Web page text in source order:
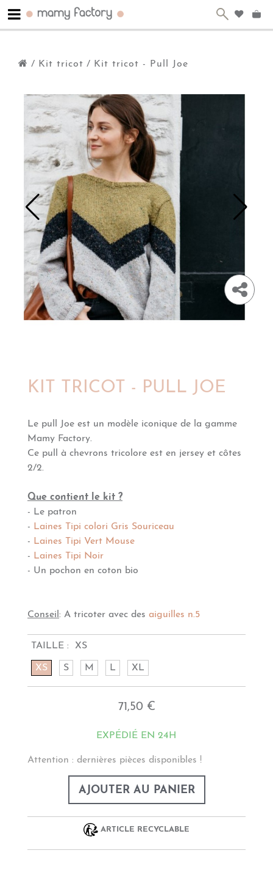
/ Kit tricot / Kit tricot - Pull Joe
KIT TRICOT - PULL JOE
Le pull Joe est un modèle iconique de la gamme
Mamy Factory.
Ce pull à chevrons tricolore est en jersey et côtes
2/2.
Que contient le kit ?
- Le patron
- Laines Tipi colori Gris Souriceau
- Laines Tipi Vert Mouse
- Laines Tipi Noir
- Un pochon en coton bio
Conseil : A tricoter avec des aiguilles n.5
TAILLE : XS
XS S M L XL
71,50 €
EXPÉDIÉ EN 24H
Attention : dernières pièces disponibles !
AJOUTER AU PANIER
ARTICLE RECYCLABLE